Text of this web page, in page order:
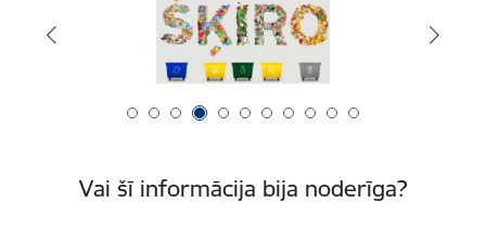
Vai šī informācija bija noderīga?